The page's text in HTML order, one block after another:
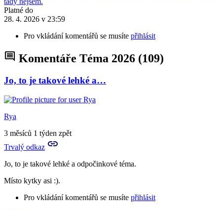
Platné do
28. 4. 2026 v 23:59
Pro vkládání komentářů se musíte přihlásit
Komentáře Téma 2026 (109)
Jo, to je takové lehké a…
Rya
3 měsíců 1 týden zpět
Trvalý odkaz
Jo, to je takové lehké a odpočinkové téma.
Místo kytky asi :).
Pro vkládání komentářů se musíte přihlásit